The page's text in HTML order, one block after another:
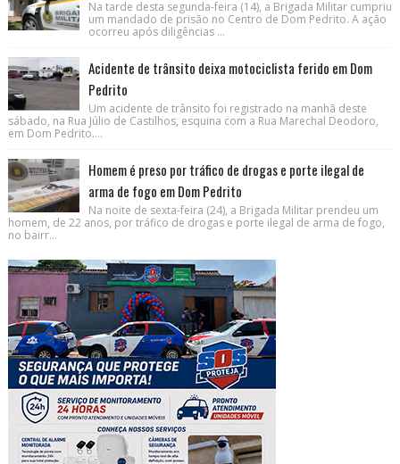
Na tarde desta segunda-feira (14), a Brigada Militar cumpriu
um mandado de prisão no Centro de Dom Pedrito. A ação
ocorreu após diligências ...
Acidente de trânsito deixa motociclista ferido em Dom
Pedrito
Um acidente de trânsito foi registrado na manhã deste
sábado, na Rua Júlio de Castilhos, esquina com a Rua Marechal Deodoro,
em Dom Pedrito....
Homem é preso por tráfico de drogas e porte ilegal de
arma de fogo em Dom Pedrito
Na noite de sexta-feira (24), a Brigada Militar prendeu um
homem, de 22 anos, por tráfico de drogas e porte ilegal de arma de fogo,
no bairr...